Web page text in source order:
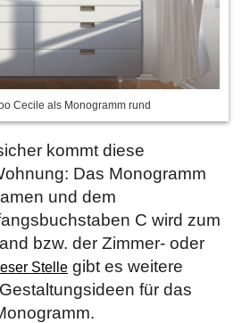
Cecile als Monogramm rund
kommt diese
Das Monogramm
und dem
C wird zum
bzw. der Zimmer- oder
Stelle gibt es weitere
für das